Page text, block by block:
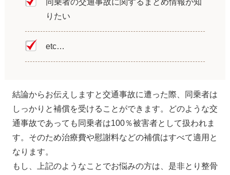
りたい
etc…
結論からお伝えしますと交通事故に遭った際、同乗者は
しっかりと補償を受けることができます。どのような交
通事故であっても同乗者は100％被害者として扱われま
す。そのため治療費や慰謝料などの補償はすべて適用と
なります。
もし、上記のようなことでお悩みの方は、是非とり整骨